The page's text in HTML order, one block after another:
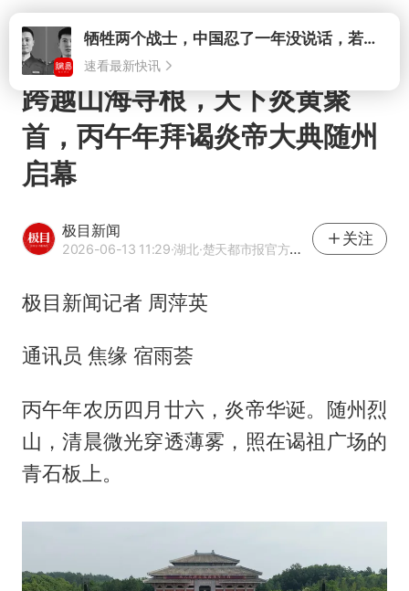
打开牺牲两个战士，中国忍了一年没说话，若菲律宾死了人，他会开战吗
速看最新快讯
跨越山海寻根，天下炎黄聚
首，丙午年拜谒炎帝大典随州
启幕
极目新闻
2026-06-13 11:29·湖北·楚天都市报官方网易号
关注
极目新闻记者 周萍英
通讯员 焦缘 宿雨荟
丙午年农历四月廿六，炎帝华诞。随州烈
山，清晨微光穿透薄雾，照在谒祖广场的
青石板上。